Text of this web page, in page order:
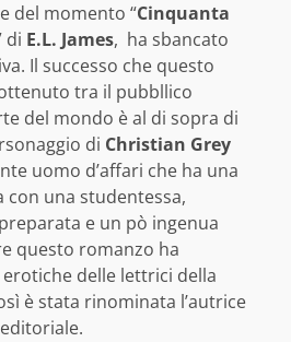
del momento “Cinquanta
di E.L. James, ha sbancato
Il successo che questo
tra il pubbllico
del mondo è al di sopra di
di Christian Grey
uomo d’affari che ha una
con una studentessa,
e un pò ingenua
questo romanzo ha
delle lettrici della
è stata rinominata l’autrice